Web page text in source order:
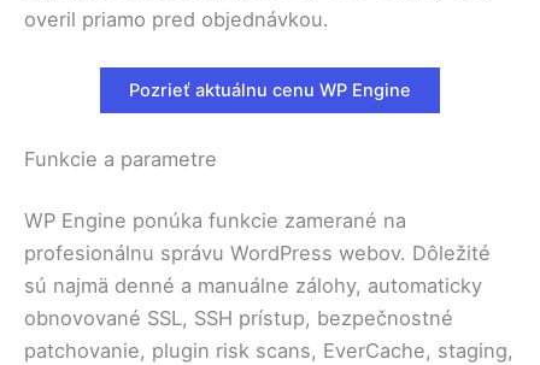
overil priamo pred objednávkou.
Pozrieť aktuálnu cenu WP Engine
Funkcie a parametre
WP Engine ponúka funkcie zamerané na
profesionálnu správu WordPress webov. Dôležité
sú najmä denné a manuálne zálohy, automaticky
obnovované SSL, SSH prístup, bezpečnostné
patchovanie, plugin risk scans, EverCache, staging,